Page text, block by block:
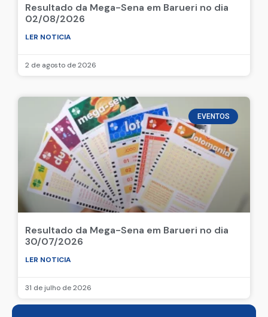
Resultado da Mega-Sena em Barueri no dia
02/08/2026
LER NOTICIA
2 de agosto de 2026
EVENTOS
Resultado da Mega-Sena em Barueri no dia
30/07/2026
LER NOTICIA
31 de julho de 2026